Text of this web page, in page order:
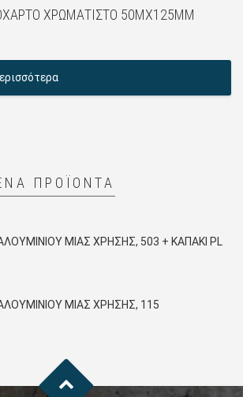
ΧΡΩΜΑΤΙΣΤΌ 50MX125MM
ΠΡΟΪΌΝΤΑ
ΜΙΑΣ ΧΡΉΣΗΣ, 503 + KAΠΑΚΙ PL
ΜΙΑΣ ΧΡΉΣΗΣ, 115